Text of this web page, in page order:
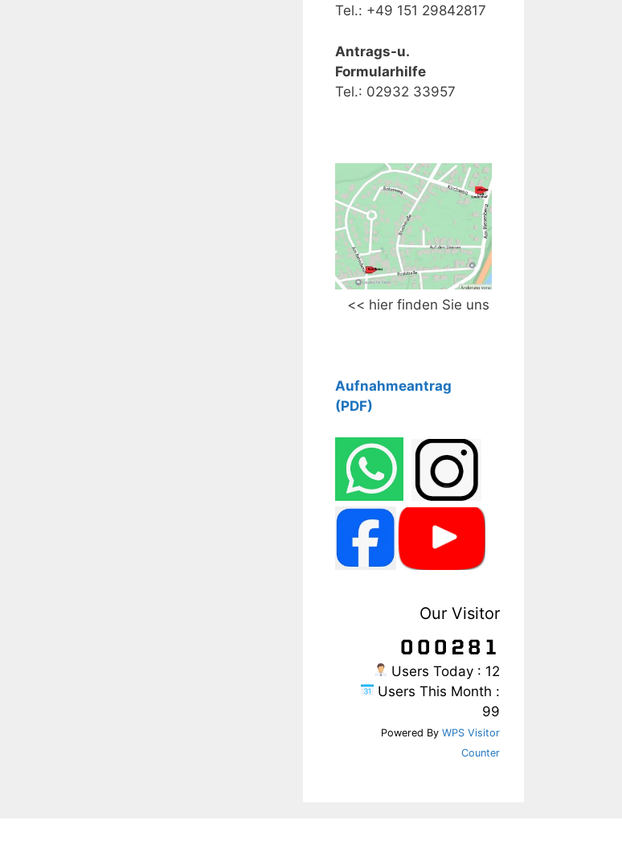
Tel.: +49 151 29842817
Antrags-u.
Formularhilfe
Tel.: 02932 33957
<< hier finden Sie uns
Aufnahmeantrag
(PDF)
Our Visitor
Users Today : 12
Users This Month :
99
Powered By WPS Visitor
Counter